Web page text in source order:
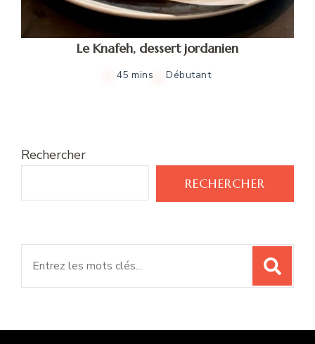
Le Knafeh, dessert jordanien
45 mins Débutant
Rechercher
RECHERCHER